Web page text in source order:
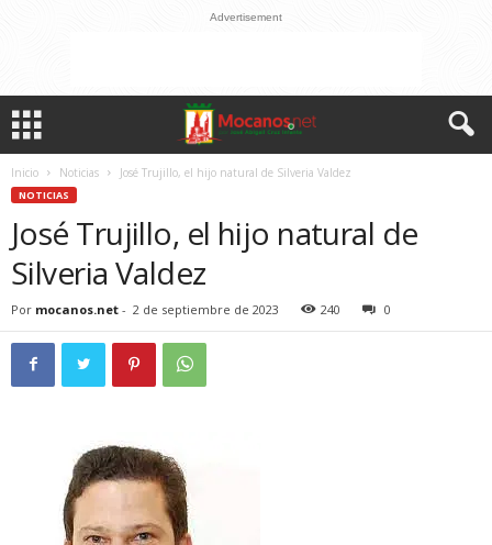
Advertisement
Inicio Noticias José Trujillo, el hijo natural de Silveria Valdez
NOTICIAS
José Trujillo, el hijo natural de
Silveria Valdez
Por mocanos.net - 2 de septiembre de 2023 240 0